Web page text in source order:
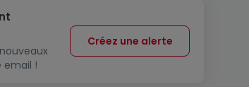
email !
Créez une alerte